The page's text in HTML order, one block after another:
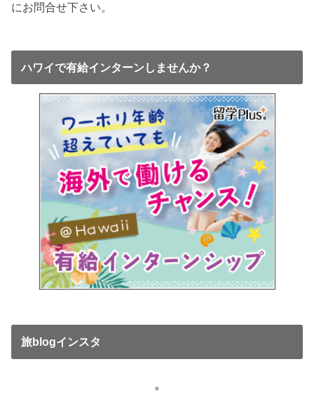
にお問合せ下さい。
ハワイで有給インターンしませんか？
旅blogインスタ